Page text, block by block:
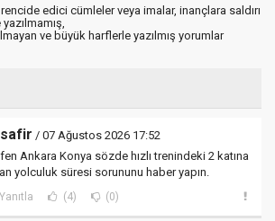
edici cümleler veya imalar, inançlara saldırı
ve büyük harflerle yazılmış yorumlar
/ 07 Ağustos 2026 17:52
Ankara Konya sözde hızlı trenindeki 2 katına
yolculuk süresi sorununu haber yapın.
Yanıtla (4) (0)